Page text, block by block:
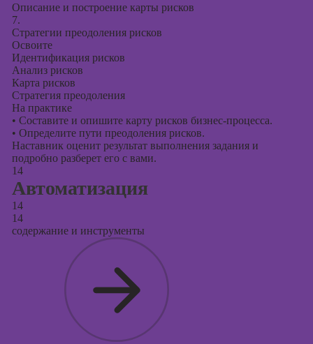
Описание и построение карты рисков
7.
Стратегии преодоления рисков
Освоите
Идентификация рисков
Анализ рисков
Карта рисков
Стратегия преодоления
На практике
• Составите и опишите карту рисков бизнес-процесса.
• Определите пути преодоления рисков.
Наставник оценит результат выполнения задания и
подробно разберет его с вами.
14
Автоматизация
14
14
содержание и инструменты